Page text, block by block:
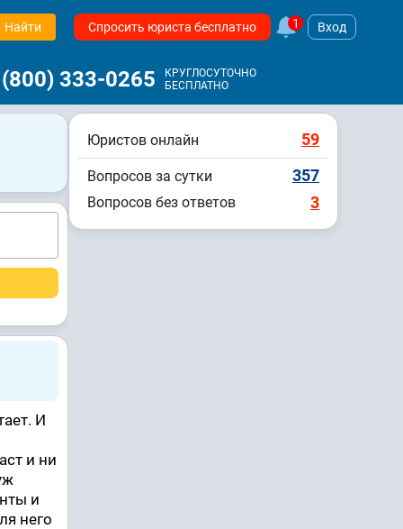
Найти Спросить юриста бесплатно 1 Вход
333-0265
КРУГЛОСУТОЧНО
БЕСПЛАТНО
И
и ни
и
него
Юристов онлайн 59
Вопросов за сутки 357
Вопросов без ответов 3